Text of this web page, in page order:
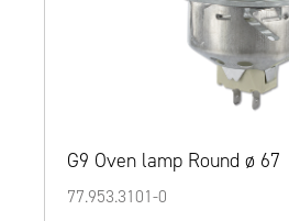
G9 Oven lamp Round ø 67
77.953.3101-0